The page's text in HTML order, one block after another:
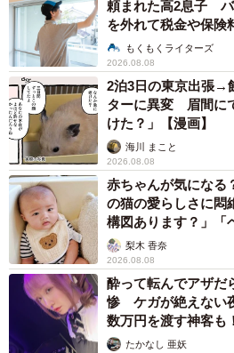
「はな湯」の休憩所で常連客たちに歌を
──最後に、視聴者のみなさんにメ
頼まれた高2息子
を外れて税金や保険
説】もくもくライターズ
2026.08.08
2泊3日の東京出張→
ターに異変 眉間に
けた？」【漫画】
海川 まこと
2026.08.08
赤ちゃんが気になる
の猫の愛らしさに
構図あります？」「
梨木 香奈
2026.08.08
酔って転んでアザ
惨 ケガが絶えない
数万円を渡す神客も
たかなし 亜妖